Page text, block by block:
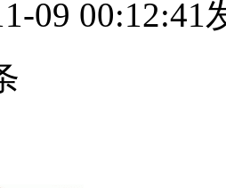
09 00:12:41